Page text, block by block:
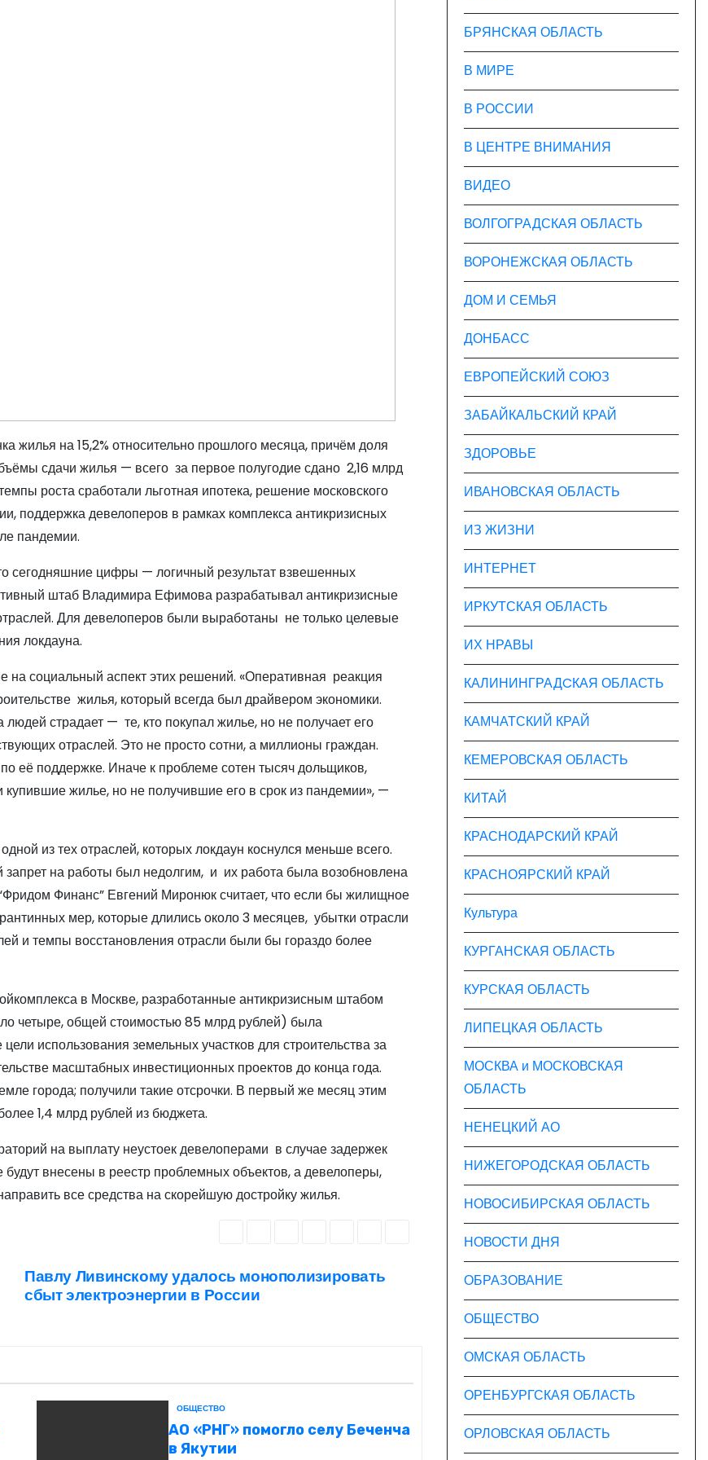
на 15,2% относительно прошлого месяца, причём доля
сдачи жилья — всего за первое полугодие сдано 2,16 млрд
роста сработали льготная ипотека, решение московского
поддержка девелоперов в рамках комплекса антикризисных
пандемии.
сегодняшние цифры — логичный результат взвешенных
штаб Владимира Ефимова разрабатывал антикризисные
Для девелоперов были выработаны не только целевые
локдауна.
социальный аспект этих решений. «Оперативная реакция
жилья, который всегда был драйвером экономики.
страдает — те, кто покупал жилье, но не получает его
отраслей. Это не просто сотни, а миллионы граждан.
её поддержке. Иначе к проблеме сотен тысяч дольщиков,
жилье, но не получившие его в срок из пандемии», —
из тех отраслей, которых локдаун коснулся меньше всего.
на работы был недолгим, и их работа была возобновлена
Финанс” Евгений Миронюк считает, что если бы жилищное
мер, которые длились около 3 месяцев, убытки отрасли
и темпы восстановления отрасли были бы гораздо более
в Москве, разработанные антикризисным штабом
четыре, общей стоимостью 85 млрд рублей) была
использования земельных участков для строительства за
масштабных инвестиционных проектов до конца года.
города; получили такие отсрочки. В первый же месяц этим
1,4 млрд рублей из бюджета.
на выплату неустоек девелоперами в случае задержек
внесены в реестр проблемных объектов, а девелоперы,
все средства на скорейшую достройку жилья.
Павлу Ливинскому удалось монополизировать
сбыт электроэнергии в России
ОБЩЕСТВО
АО «РНГ» помогло селу Беченча
в Якутии
БРЯНСКАЯ ОБЛАСТЬ
В МИРЕ
В РОССИИ
В ЦЕНТРЕ ВНИМАНИЯ
ВИДЕО
ВОЛГОГРАДСКАЯ ОБЛАСТЬ
ВОРОНЕЖСКАЯ ОБЛАСТЬ
ДОМ И СЕМЬЯ
ДОНБАСС
ЕВРОПЕЙСКИЙ СОЮЗ
ЗАБАЙКАЛЬСКИЙ КРАЙ
ЗДОРОВЬЕ
ИВАНОВСКАЯ ОБЛАСТЬ
ИЗ ЖИЗНИ
ИНТЕРНЕТ
ИРКУТСКАЯ ОБЛАСТЬ
ИХ НРАВЫ
КАЛИНИНГРАДCКАЯ ОБЛАСТЬ
КАМЧАТСКИЙ КРАЙ
КЕМЕРОВСКАЯ ОБЛАСТЬ
КИТАЙ
КРАСНОДАРСКИЙ КРАЙ
КРАСНОЯРСКИЙ КРАЙ
Культура
КУРГАНСКАЯ ОБЛАСТЬ
КУРСКАЯ ОБЛАСТЬ
ЛИПЕЦКАЯ ОБЛАСТЬ
МОСКВА и МОСКОВСКАЯ
ОБЛАСТЬ
НЕНЕЦКИЙ АО
НИЖЕГОРОДСКАЯ ОБЛАСТЬ
НОВОСИБИРСКАЯ ОБЛАСТЬ
НОВОСТИ ДНЯ
ОБРАЗОВАНИЕ
ОБЩЕСТВО
ОМСКАЯ ОБЛАСТЬ
ОРЕНБУРГСКАЯ ОБЛАСТЬ
ОРЛОВСКАЯ ОБЛАСТЬ